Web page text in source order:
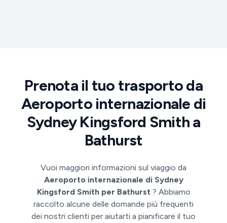
Prenota il tuo trasporto da
Aeroporto internazionale di
Sydney Kingsford Smith a
Bathurst
Vuoi maggiori informazioni sul viaggio da
Aeroporto internazionale di Sydney
Kingsford Smith per Bathurst ? Abbiamo
raccolto alcune delle domande più frequenti
dei nostri clienti per aiutarti a pianificare il tuo